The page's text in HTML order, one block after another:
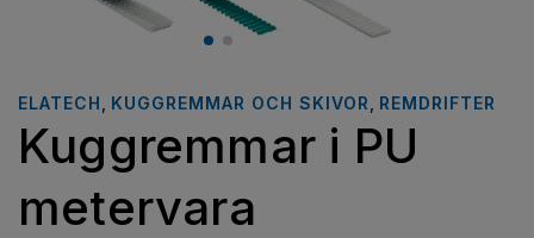
ELATECH KUGGREMMAR OCH SKIVOR REMDRIFTER
Kuggremmar i PU
metervara